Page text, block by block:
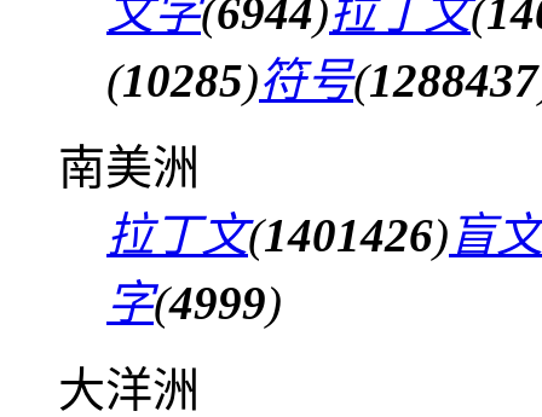
文字(6944)拉丁文(
(10285)符号(1288437
南美洲
拉丁文(1401426)盲文
字(4999)
大洋洲